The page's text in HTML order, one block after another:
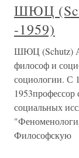
ШЮЦ
-1959)
ШЮЦ (Schutz)
философ и
социологии. С
социальных
Философскую